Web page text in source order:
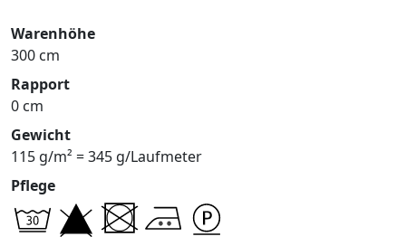
Warenhöhe
300 cm
Rapport
0 cm
Gewicht
115 g/m² = 345 g/Laufmeter
Pflege